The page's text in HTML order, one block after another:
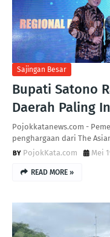
Sajingan Besar
Bupati Satono
Daerah Paling
Pojokkatanews.com -
penghargaan dari The
PojokKata.com
Mei
READ MORE »